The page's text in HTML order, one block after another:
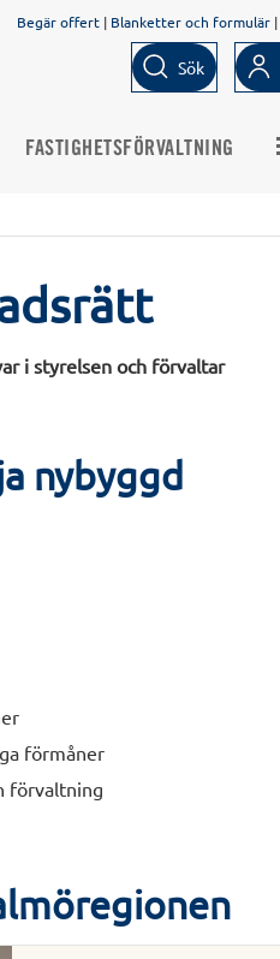
Begär offert | Blanketter och formulär |
Sök
FASTIGHETSFÖRVALTNING
i styrelsen och förvaltar
nybyggd
förmåner
förvaltning